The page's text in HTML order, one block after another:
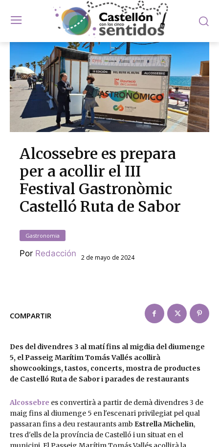
Alcossebre es prepara
per a acollir el III
Festival Gastronòmic
Castelló Ruta de Sabor
Gastronomia
Por Redacción 2 de mayo de 2024
COMPARTIR
Des del divendres 3 al matí fins al migdia del diumenge
5, el Passeig Marítim Tomás Vallés acollirà
showcookings, tastos, concerts, mostra de productes
de Castelló Ruta de Sabor i parades de restaurants
Alcossebre es convertirà a partir de demà divendres 3 de
maig fins al diumenge 5 en l'escenari privilegiat pel qual
passaran fins a deu restaurants amb Estrella Michelin,
tres d'ells de la província de Castelló i un situat en el